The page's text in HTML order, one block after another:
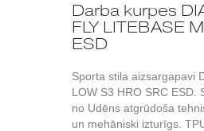
Darba kurpes
FLY LITEBASE
ESD
Sporta stila aizsargapavi
LOW S3 HRO SRC ESD.
no Udēns atgrūdoša
un mehāniski izturīgs.